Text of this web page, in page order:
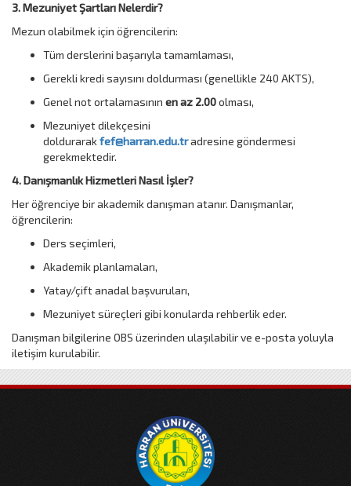
3. Mezuniyet Şartları Nelerdir?
Mezun olabilmek için öğrencilerin:
Tüm derslerini başarıyla tamamlaması,
Gerekli kredi sayısını doldurması (genellikle 240 AKTS),
Genel not ortalamasının en az 2.00olması,
Mezuniyet dilekçesini
doldurarak fef@harran.edu.tradresine göndermesi
gerekmektedir.
4. Danışmanlık Hizmetleri Nasıl İşler?
Her öğrenciye bir akademik danışman atanır. Danışmanlar,
öğrencilerin:
Ders seçimleri,
Akademik planlamaları,
Yatay/çift anadal başvuruları,
Mezuniyet süreçleri gibi konularda rehberlik eder.
Danışman bilgilerine OBS üzerinden ulaşılabilir ve e-posta yoluyla
iletişim kurulabilir.